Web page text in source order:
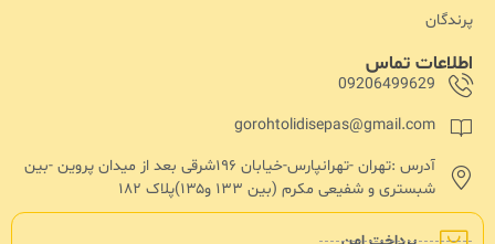
اطلاعات تماس
09206499629
gorohtolidisepas@gmail.com
آدرس :تهران -تهرانپارس-خیابان ۱۹۶شرقی بعد از میدان پروین -بین
شبستری و شفیعی مکرم (بین ۱۳۳ و۱۳۵)پلاک ۱۸۲
پرندگان